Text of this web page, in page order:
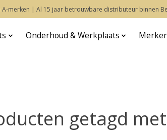
merken | Al 15 jaar betrouwbare distributeur binnen
Onderhoud & Werkplaats
getagd